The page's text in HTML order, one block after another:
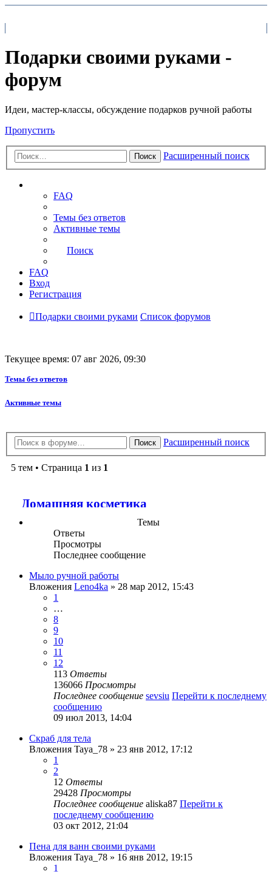
Подарки своими руками -
форум
Идеи, мастер-классы, обсуждение подарков ручной работы
Пропустить
Поиск Расширенный поиск
FAQ
Темы без ответов
Активные темы
Поиск
FAQ
Вход
Регистрация
Подарки своими руками Список форумов
Текущее время: 07 авг 2026, 09:30
Темы без ответов
Активные темы
Поиск Расширенный поиск
5 тем • Страница 1 из 1
Домашняя косметика
Темы
Ответы
Просмотры
Последнее сообщение
Мыло ручной работы
Вложения Leno4ka » 28 мар 2012, 15:43
1
…
8
9
10
11
12
113 Ответы
136066 Просмотры
Последнее сообщение sevsiu Перейти к последнему
сообщению
09 июл 2013, 14:04
Скраб для тела
Вложения Taya_78 » 23 янв 2012, 17:12
1
2
12 Ответы
29428 Просмотры
Последнее сообщение aliska87 Перейти к
последнему сообщению
03 окт 2012, 21:04
Пена для ванн своими руками
Вложения Taya_78 » 16 янв 2012, 19:15
1